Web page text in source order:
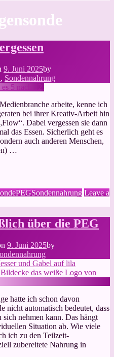
9. Juni 2025by
, Sondennahrung
arbeite, kenne ich
bei ihrer Kreativ-Arbeit hin
Dabei vergessen sie dann
das Essen. Sicherlich geht es
auch anderen Menschen,
…
PEGSondennahrung Leave a
über die PEG
9. Juni 2025by
hatte ich schon davon
nicht automatisch bedeutet, dass
nehmen kann. Das hängt
Situation ab. Wie viele
ich zu den Teilzeit-
zubereitete Nahrung in